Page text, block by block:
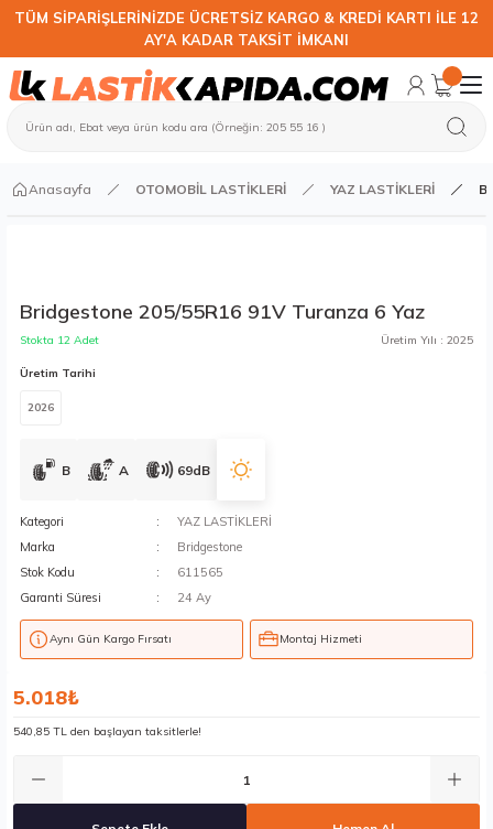
TÜM SİPARİŞLERİNİZDE ÜCRETSİZ KARGO & KREDİ KARTI İLE 12
AY'A KADAR TAKSİT İMKANI
Anasayfa OTOMOBİL LASTİKLERİ YAZ LASTİKLERİ
Bridgestone 205/55R16 91V Turanza 6 Yaz
Stokta 12 Adet Üretim Yılı : 2025
Üretim Tarihi
2026
B A 69dB
Kategori
YAZ LASTİKLERİ
Marka
Bridgestone
Stok Kodu
611565
Garanti Süresi
24 Ay
Aynı Gün Kargo Fırsatı Montaj Hizmeti
5.018₺
540,85 TL den başlayan taksitlerle!